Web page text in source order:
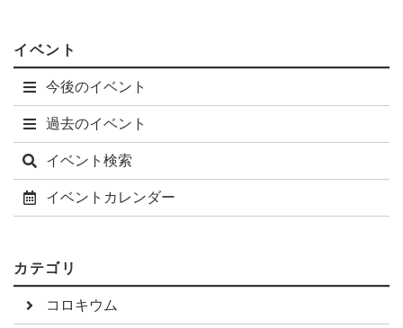
イベント
今後のイベント
過去のイベント
イベント検索
イベントカレンダー
カテゴリ
コロキウム